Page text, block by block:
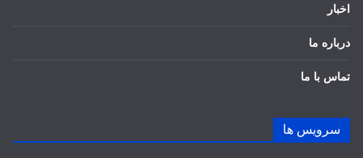
اخبار
درباره ما
تماس با ما
سرویس ها